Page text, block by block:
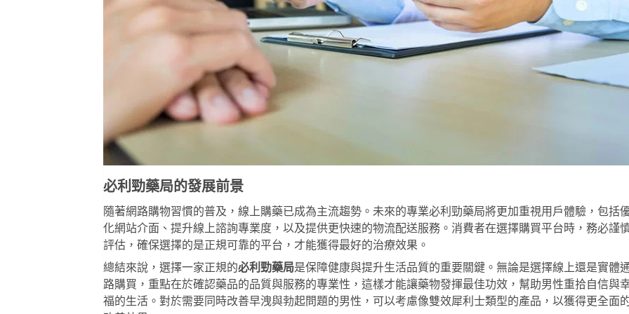
必利勁藥局的發展前景
隨著網路購物習慣的普及，線上購藥已成為主流趨勢。未來的專業必利勁藥局將更加重視用戶體驗，包括
化網站介面、提升線上諮詢專業度，以及提供更快速的物流配送服務。消費者在選擇購買平台時，務必謹
評估，確保選擇的是正規可靠的平台，才能獲得最好的治療效果。
總結來說，選擇一家正規的必利勁藥局是保障健康與提升生活品質的重要關鍵。無論是選擇線上還是實體
路購買，重點在於確認藥品的品質與服務的專業性，這樣才能讓藥物發揮最佳功效，幫助男性重拾自信與
福的生活。對於需要同時改善早洩與勃起問題的男性，可以考慮像雙效犀利士類型的產品，以獲得更全面